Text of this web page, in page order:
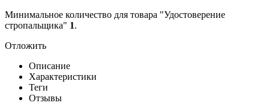
Минимальное количество для товара "Удостоверение
стропальщика" 1.
Отложить
Описание
Характеристики
Теги
Отзывы